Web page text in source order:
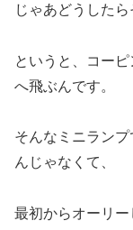
じゃあどうした
というと、コー
へ飛ぶんです。
そんなミニラン
んじゃなくて、
最初からオーリー